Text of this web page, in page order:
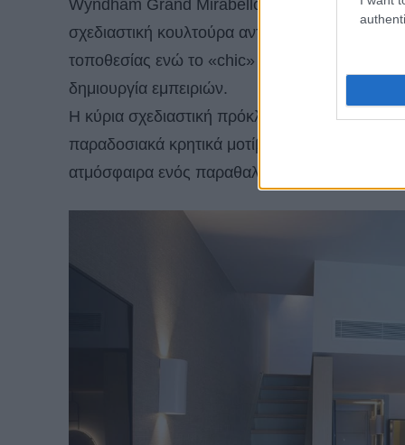
Wyndham Grand Mirabello είναι η
σχεδιαστική κουλτούρα αντανακλά το πνεύμα
τοποθεσίας ενώ το «chic» αναφέρεται στους
δημιουργία εμπειριών.
Η κύρια σχεδιαστική πρόκληση ήταν να
παραδοσιακά κρητικά μοτίβα στους
ατμόσφαιρα ενός παραθαλάσσιου θέρετρου.